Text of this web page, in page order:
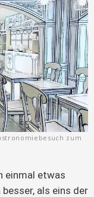
zum
einmal etwas
als eins der